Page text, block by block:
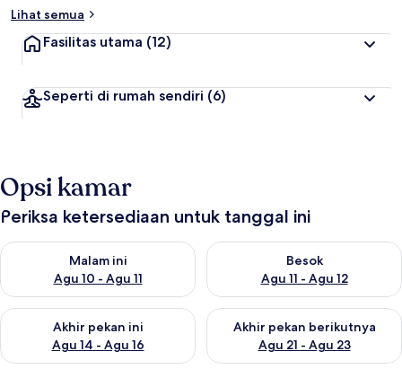
Lihat semua
Fasilitas utama (12)
Seperti di rumah sendiri (6)
Opsi kamar
Periksa ketersediaan untuk tanggal ini
Malam ini
Agu 10 - Agu 11
Periksa ketersediaan untuk malam ini Agu 10 - Agu 11
Besok
Agu 11 - Agu 12
Periksa ketersediaan untuk
Akhir pekan ini
Agu 14 - Agu 16
Periksa ketersediaan untuk akhir pekan ini Agu 14 - Agu 16
Akhir pekan berikutnya
Agu 21 - Agu 23
Periksa ketersediaan untuk